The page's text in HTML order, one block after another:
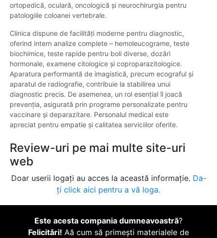
ortopedică, oculară, oncologică și neurochirurgia pentru
patologiile coloanei vertebrale.
Clinica dispune de facilități moderne pentru diagnostic,
oferind intern analize complete – hemoleucograme, teste
biochimice, teste rapide pentru boli diverse, dozări
hormonale, examene citologice și coproparazitologice.
Aparatura performantă de imagistică, precum ecograful și
aparatul de radiografie, contribuie la stabilirea unui
diagnostic precis. De asemenea, un rol esențial îl joacă
prevenția, asigurată prin programe personalizate pentru
vaccinare și deparazitare. Personalul medical este
apreciat pentru empatie și calitatea serviciilor oferite.
Review-uri pe mai multe site-uri
web
Doar userii logați au acces la această informație. Da-
ți click aici pentru a vă loga.
Este acesta compania dumneavoastră?
Felicitări! Aă cum să primești materialele de